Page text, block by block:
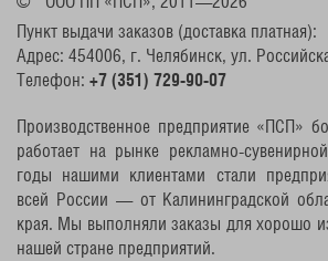
Пункт выдачи заказов (доставка платная):
Адрес: 454006, г. Челябинск, ул.
Телефон: +7 (351) 729-90-07
Производственное предприятие «ПСП»
работает на рынке рекламно-
годы нашими клиентами стали
всей России — от Калининградской
края. Мы выполняли заказы для хорошо
нашей стране предприятий.